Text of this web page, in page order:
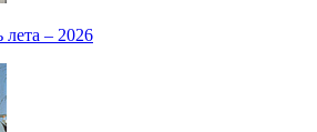
лета – 2026